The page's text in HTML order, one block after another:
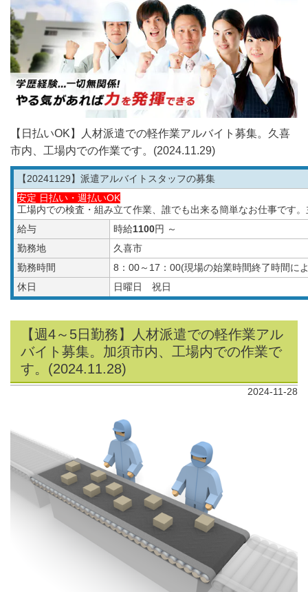
【日払いOK】人材派遣での軽作業アルバイト募集。久喜
市内、工場内での作業です。(2024.11.29)
【20241129】派遣アルバイトスタッフの募集
安定 日払い・週払いOK
工場内での検査・組み立て作業、誰でも出来る簡単なお仕事です
給与
時給1100円 ～
勤務地
久喜市
勤務時間
8：00～17：00(現場の始業時間終了時間に
休日
日曜日 祝日
【週4～5日勤務】人材派遣での軽作業アル
バイト募集。加須市内、工場内での作業で
す。(2024.11.28)
2024-11-28